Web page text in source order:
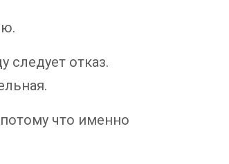
отказ.
что именно